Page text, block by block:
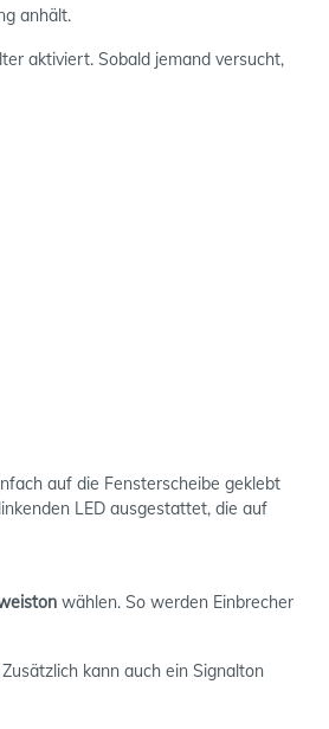
anhält.
aktiviert. Sobald jemand versucht,
auf die Fensterscheibe geklebt
LED ausgestattet, die auf
wählen. So werden Einbrecher
kann auch ein Signalton